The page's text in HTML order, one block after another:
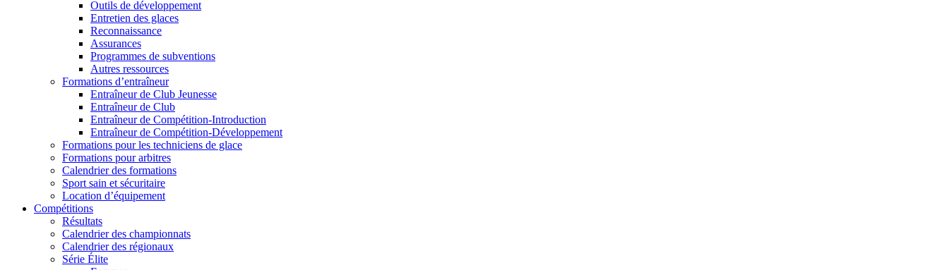
Outils de développement
Entretien des glaces
Reconnaissance
Assurances
Programmes de subventions
Autres ressources
Formations d’entraîneur
Entraîneur de Club Jeunesse
Entraîneur de Club
Entraîneur de Compétition-Introduction
Entraîneur de Compétition-Développement
Formations pour les techniciens de glace
Formations pour arbitres
Calendrier des formations
Sport sain et sécuritaire
Location d’équipement
Compétitions
Résultats
Calendrier des championnats
Calendrier des régionaux
Série Élite